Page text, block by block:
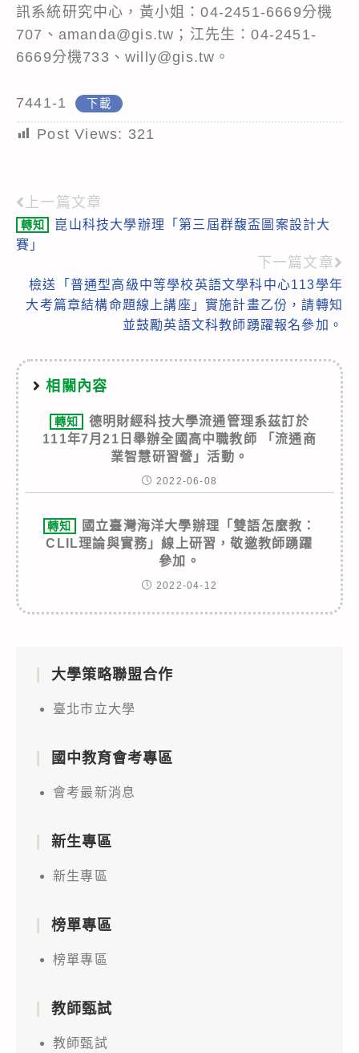
訊系統研究中心，黃小姐：04-2451-6669分機
707、amanda@gis.tw；江先生：04-2451-
6669分機733、willy@gis.tw。
7441-1 下載
Post Views: 321
Read
more
上一篇文章
轉知
崑山科技大學辦理「第三屆群馥盃圖案設計大
賽」
下一篇文章
檢送「普通型高級中等學校英語文學科中心113學年
大考篇章結構命題線上講座」實施計畫乙份，請轉知
並鼓勵英語文科教師踴躍報名參加。
相關內容
轉知
德明財經科技大學流通管理系茲訂於
111年7月21日舉辦全國高中職教師 「流通商
業智慧研習營」活動。
2022-06-08
轉知
國立臺灣海洋大學辦理「雙語怎麼教：
CLIL理論與實務」線上研習，敬邀教師踴躍
參加。
2022-04-12
大學策略聯盟合作
臺北市立大學
國中教育會考專區
會考最新消息
新生專區
新生專區
榜單專區
榜單專區
教師甄試
教師甄試